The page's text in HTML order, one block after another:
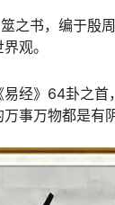
之书，编于殷
观。
经》64卦之
事万物都是